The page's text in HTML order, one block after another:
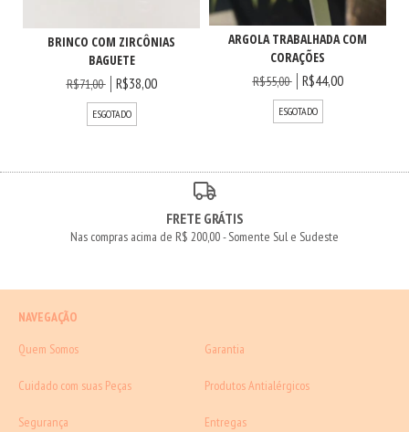
BRINCO COM ZIRCÔNIAS
BAGUETE
R$71,00 R$38,00
ESGOTADO
ARGOLA TRABALHADA COM
CORAÇÕES
R$55,00 R$44,00
ESGOTADO
FRETE GRÁTIS
Nas compras acima de R$ 200,00 - Somente Sul e Sudeste
NAVEGAÇÃO
Quem Somos
Garantia
Cuidado com suas Peças Produtos Antialérgicos
Segurança Entregas